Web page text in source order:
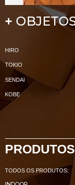
+
HIRO
TOKIO
SENDAI
KOBE
PRODUTOS
TODOS OS PRODUTOS: